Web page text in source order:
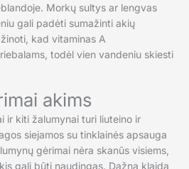
Morkų sultys ar lengvas
gali padėti sumažinti akių
kad vitaminas A
todėl vien vandeniu skiesti
akims
ir kiti žalumynai turi liuteino ir
siejamos su tinklainės apsauga
gėrimai nėra skanūs visiems,
gali būti naudingas. Dažna klaida